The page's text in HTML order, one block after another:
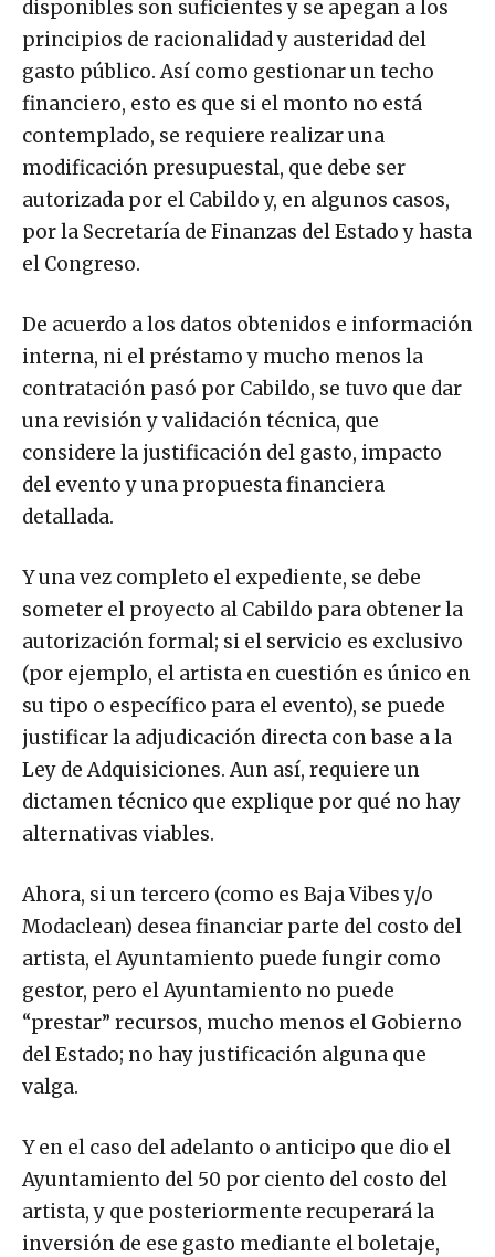
disponibles son suficientes y se apegan a los
principios de racionalidad y austeridad del
gasto público. Así como gestionar un techo
financiero, esto es que si el monto no está
contemplado, se requiere realizar una
modificación presupuestal, que debe ser
autorizada por el Cabildo y, en algunos casos,
por la Secretaría de Finanzas del Estado y hasta
el Congreso.
De acuerdo a los datos obtenidos e información
interna, ni el préstamo y mucho menos la
contratación pasó por Cabildo, se tuvo que dar
una revisión y validación técnica, que
considere la justificación del gasto, impacto
del evento y una propuesta financiera
detallada.
Y una vez completo el expediente, se debe
someter el proyecto al Cabildo para obtener la
autorización formal; si el servicio es exclusivo
(por ejemplo, el artista en cuestión es único en
su tipo o específico para el evento), se puede
justificar la adjudicación directa con base a la
Ley de Adquisiciones. Aun así, requiere un
dictamen técnico que explique por qué no hay
alternativas viables.
Ahora, si un tercero (como es Baja Vibes y/o
Modaclean) desea financiar parte del costo del
artista, el Ayuntamiento puede fungir como
gestor, pero el Ayuntamiento no puede
“prestar” recursos, mucho menos el Gobierno
del Estado; no hay justificación alguna que
valga.
Y en el caso del adelanto o anticipo que dio el
Ayuntamiento del 50 por ciento del costo del
artista, y que posteriormente recuperará la
inversión de ese gasto mediante el boletaje,